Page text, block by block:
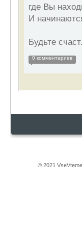
где Вы
И
Будьте
0 комментариев
© 2021